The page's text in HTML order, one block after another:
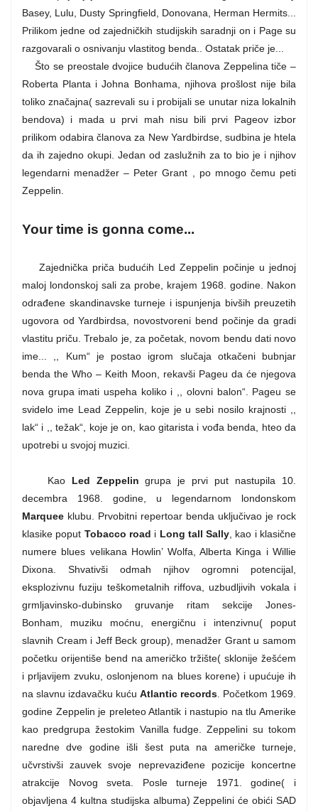
Basey, Lulu, Dusty Springfield, Donovana, Herman Hermits...
Prilikom jedne od zajedničkih studijskih saradnji on i Page su
razgovarali o osnivanju vlastitog benda.. Ostatak priče je...
Što se preostale dvojice budućih članova Zeppelina tiče –
Roberta Planta i Johna Bonhama, njihova prošlost nije bila
toliko značajna( sazrevali su i probijali se unutar niza lokalnih
bendova) i mada u prvi mah nisu bili prvi Pageov izbor
prilikom odabira članova za New Yardbirdse, sudbina je htela
da ih zajedno okupi. Jedan od zaslužnih za to bio je i njihov
legendarni menadžer – Peter Grant , po mnogo čemu peti
Zeppelin.
Your time is gonna come...
Zajednička priča budućih Led Zeppelin počinje u jednoj
maloj londonskoj sali za probe, krajem 1968. godine. Nakon
odrađene skandinavske turneje i ispunjenja bivših preuzetih
ugovora od Yardbirdsa, novostvoreni bend počinje da gradi
vlastitu priču. Trebalo je, za početak, novom bendu dati novo
ime... ,, Kum“ je postao igrom slučaja otkačeni bubnjar
benda the Who – Keith Moon, rekavši Pageu da će njegova
nova grupa imati uspeha koliko i ,, olovni balon“. Pageu se
svidelo ime Lead Zeppelin, koje je u sebi nosilo krajnosti ,,
lak“ i ,, težak“, koje je on, kao gitarista i vođa benda, hteo da
upotrebi u svojoj muzici.
Kao Led Zeppelin grupa je prvi put nastupila 10.
decembra 1968. godine, u legendarnom londonskom
Marquee klubu. Prvobitni repertoar benda uključivao je rock
klasike poput Tobacco road i Long tall Sally , kao i klasične
numere blues velikana Howlin’ Wolfa, Alberta Kinga i Willie
Dixona. Shvativši odmah njihov ogromni potencijal,
eksplozivnu fuziju teškometalnih riffova, uzbudljivih vokala i
grmljavinsko-dubinsko gruvanje ritam sekcije Jones-
Bonham, muziku moćnu, energičnu i intenzivnu( poput
slavnih Cream i Jeff Beck group), menadžer Grant u samom
početku orijentiše bend na američko tržište( sklonije žešćem
i prljavijem zvuku, oslonjenom na blues korene) i upućuje ih
na slavnu izdavačku kuću Atlantic records . Početkom 1969.
godine Zeppelin je preleteo Atlantik i nastupio na tlu Amerike
kao predgrupa žestokim Vanilla fudge. Zeppelini su tokom
naredne dve godine išli šest puta na američke turneje,
učvrstivši zauvek svoje neprevaziđene pozicije koncertne
atrakcije Novog sveta. Posle turneje 1971. godine( i
objavljena 4 kultna studijska albuma) Zeppelini će obići SAD